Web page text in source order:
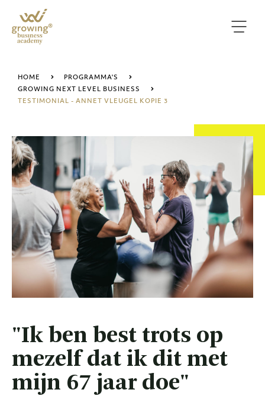
HOME
PROGRAMMA'S
GROWING NEXT LEVEL BUSINESS
TESTIMONIAL - ANNET VLEUGEL KOPIE 3
"Ik ben best trots op
mezelf dat ik dit met
mijn 67 jaar doe"